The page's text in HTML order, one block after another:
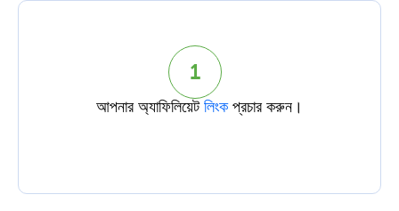
1
আপনার অ্যাফিলিয়েট লিংকপ্রচার করুন।